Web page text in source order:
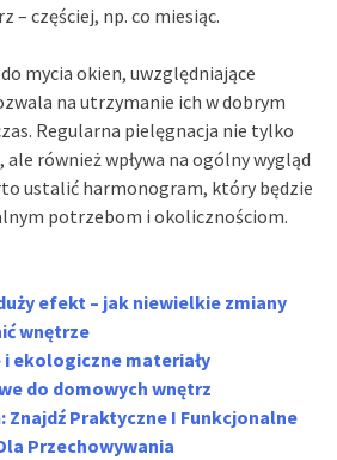
– częściej, np. co miesiąc.
mycia okien, uwzględniające
na utrzymanie ich w dobrym
Regularna pielęgnacja nie tylko
również wpływa na ogólny wygląd
ustalić harmonogram, który będzie
potrzebom i okolicznościom.
efekt – jak niewielkie zmiany
wnętrze
ekologiczne materiały
do domowych wnętrz
Znajdź Praktyczne I Funkcjonalne
Przechowywania